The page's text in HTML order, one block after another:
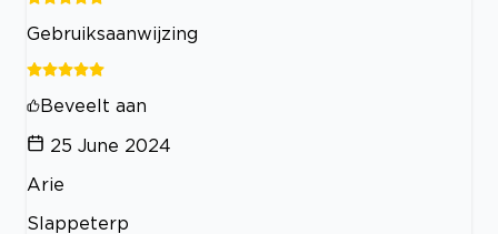
Gebruiksaanwijzing
Beveelt aan
25 June 2024
Arie
Slappeterp